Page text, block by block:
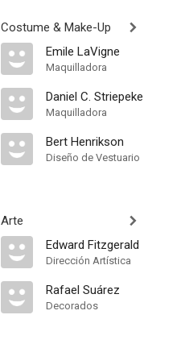
Costume & Make-Up
Emile LaVigne
Maquilladora
Daniel C. Striepeke
Maquilladora
Bert Henrikson
Diseño de Vestuario
Arte
Edward Fitzgerald
Dirección Artística
Rafael Suárez
Decorados